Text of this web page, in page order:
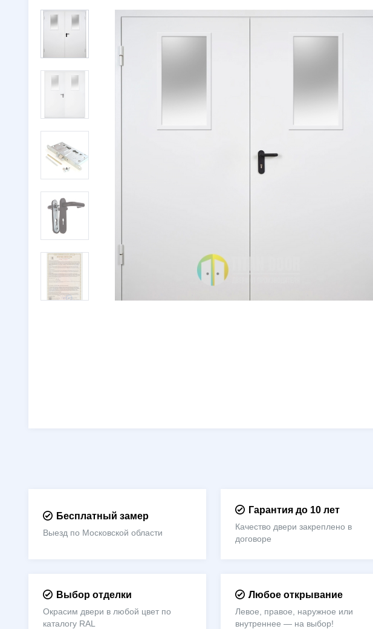
Двери с ковкой
Двери со стеклом
Двустворчатые двери
Утепленные двери
Тамбурные двери
Бесплатный замер
Выезд по Московской области
Гарантия до 10 лет
Качество двери закреплено в
договоре
Выбор отделки
Окрасим двери в любой цвет по
каталогу RAL
Любое открывание
Левое, правое, наружное или
внутреннее — на выбор!